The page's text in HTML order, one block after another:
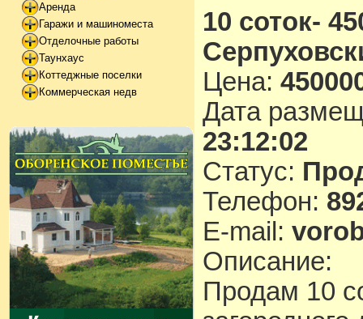
Аренда
Гаражи и машиноместа
Отделочные работы
Таунхаус
Коттеджные поселки
Коммерческая недв
10 соток-
Цена:
Дата
23:12:02
Статус:
Телефон:
E-mail:
Описание:
Продам 10